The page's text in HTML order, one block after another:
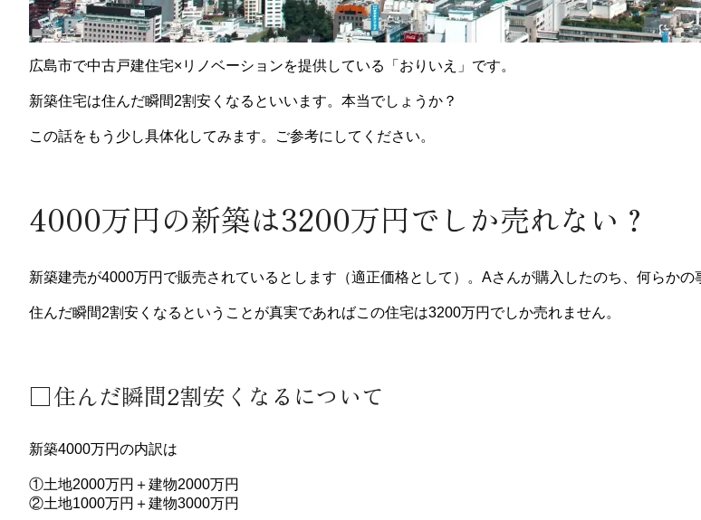
広島市で中古戸建住宅×リノベーションを提供している「おりいえ」です。
新築住宅は住んだ瞬間2割安くなるといいます。本当でしょうか？
この話をもう少し具体化してみます。ご参考にしてください。
4000万円の新築は3200万円でしか売れない？
新築建売が4000万円で販売されているとします（適正価格として）。Aさんが購入したのち、何らかの
住んだ瞬間2割安くなるということが真実であればこの住宅は3200万円でしか売れません。
住んだ瞬間2割安くなるについて
新築4000万円の内訳は
①土地2000万円＋建物2000万円
②土地1000万円＋建物3000万円